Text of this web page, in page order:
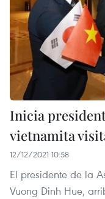
Inicia
vietnamita
12/12/2021 10:58
El presidente de la
Vuong Dinh Hue,